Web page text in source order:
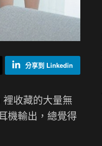
分享到 Linkedin
收藏的大量無
機輸出，總覺得